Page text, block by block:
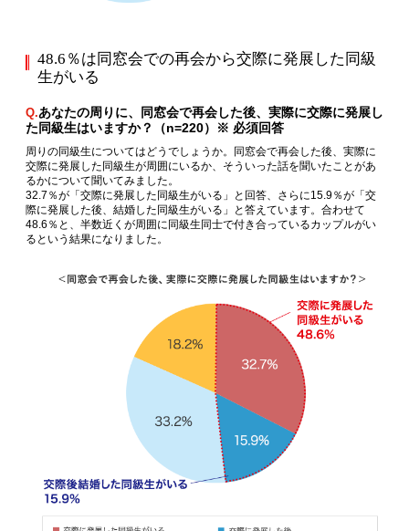
48.6％は同窓会での再会から交際に発展した同級
生がいる
Q.あなたの周りに、同窓会で再会した後、実際に交際に発展し
た同級生はいますか？（n=220）※ 必須回答
周りの同級生についてはどうでしょうか。同窓会で再会した後、実際に
交際に発展した同級生が周囲にいるか、そういった話を聞いたことがあ
るかについて聞いてみました。
32.7％が「交際に発展した同級生がいる」と回答、さらに15.9％が「交
際に発展した後、結婚した同級生がいる」と答えています。合わせて
48.6％と、半数近くが周囲に同級生同士で付き合っているカップルがい
るという結果になりました。